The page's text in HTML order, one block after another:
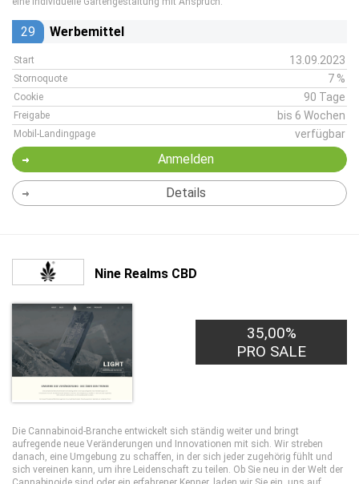
29 Werbemittel
Start 13.09.2023
Stornoquote 7 %
Cookie 90 Tage
Freigabe bis 6 Wochen
Mobil-Landingpage verfügbar
Anmelden
Details
Nine Realms CBD
35,00%
PRO SALE
Die Cannabinoid-Branche entwickelt sich ständig weiter und bringt
aufregende neue Veränderungen und Innovationen mit sich. Wir streben
danach, eine Umgebung zu schaffen, in der sich jeder zugehörig fühlt und
sich vereinen kann, um ihre Leidenschaft zu teilen. Ob Sie neu in der Welt der